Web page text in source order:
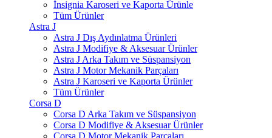
İnsignia Karoseri ve Kaporta Ürünle
Tüm Ürünler
Astra J
Astra J Dış Aydınlatma Ürünleri
Astra J Modifiye & Aksesuar Ürünler
Astra J Arka Takım ve Süspansiyon
Astra J Motor Mekanik Parçaları
Astra J Karoseri ve Kaporta Ürünler
Tüm Ürünler
Corsa D
Corsa D Arka Takım ve Süspansiyon
Corsa D Modifiye & Aksesuar Ürünler
Corsa D Motor Mekanik Parçaları